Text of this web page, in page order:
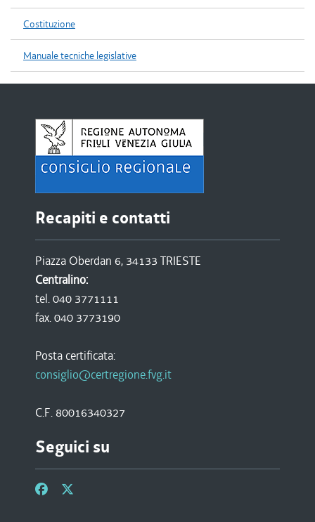
Costituzione
Manuale tecniche legislative
Recapiti e contatti
Piazza Oberdan 6, 34133 TRIESTE
Centralino:
tel. 040 3771111
fax. 040 3773190
Posta certificata:
consiglio@certregione.fvg.it
C.F. 80016340327
Seguici su